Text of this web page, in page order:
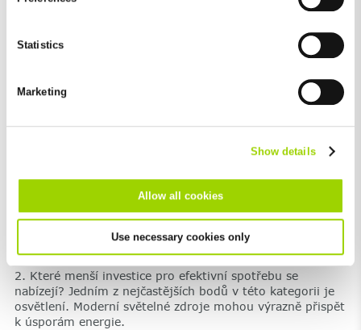
absolutely necessary cookies that serve the proper functioning
future in the "Cookie Policy" item in the footer of this website.
Excluded from this are absolutely necessary cookies that
Statistics
Marketing
Show details
Allow all cookies
Use necessary cookies only
aplikace pokynů pro nárazové větrání, odpojení žroutů
elektrického proudu, zavírání kyvadlových dveří atp.
2. Které menší investice pro efektivní spotřebu se
nabízejí? Jedním z nejčastějších bodů v této kategorii je
osvětlení. Moderní světelné zdroje mohou výrazně přispět
k úsporám energie.